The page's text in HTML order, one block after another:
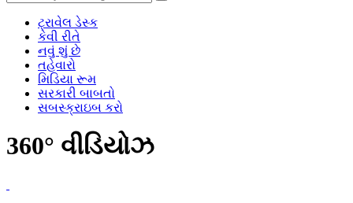
ટ્રાવેલ ડેસ્ક
કેવી રીતે
નવું શું છે
તહેવારો
મિડિયા રૂમ
સરકારી બાબતો
સબસ્ક્રાઇબ કરો
360° વીડિયોઝ